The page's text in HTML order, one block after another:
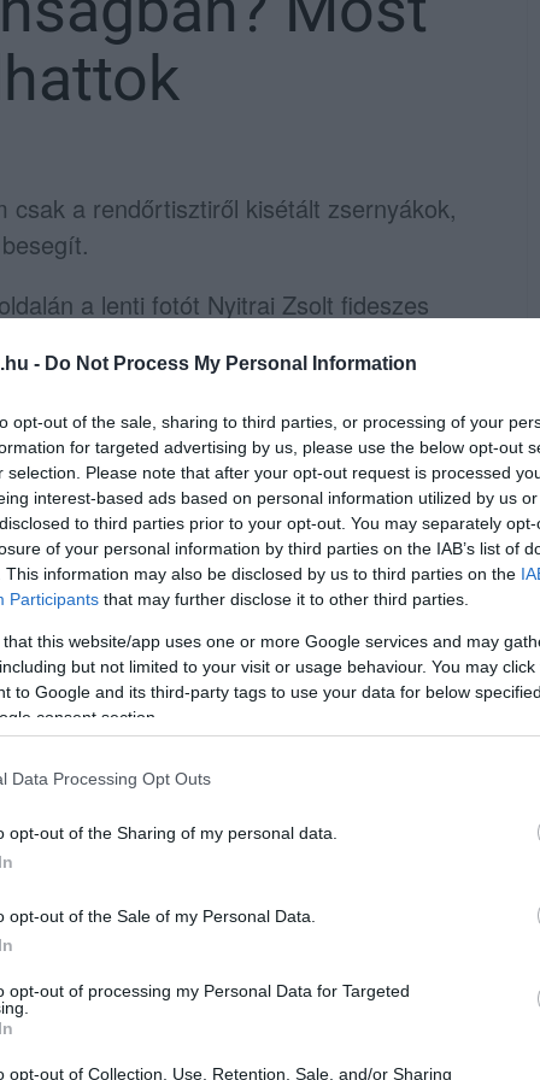
- Do Not Process My Personal Information
opt-out of the sale, sharing to third parties, or processing of your
for targeted advertising by us, please use the below opt-out
selection. Please note that after your opt-out request is processed
interest-based ads based on personal information utilized by us
to third parties prior to your opt-out. You may separately
of your personal information by third parties on the IAB’s list of
This information may also be disclosed by us to third parties on the
Participants that may further disclose it to other third parties.
that this website/app uses one or more Google services and may
but not limited to your visit or usage behaviour. You may
to Google and its third-party tags to use your data for below
consent section.
Data Processing Opt Outs
opt-out of the Sharing of my personal data.
opt-out of the Sale of my Personal Data.
opt-out of processing my Personal Data for Targeted
opt-out of Collection, Use, Retention, Sale, and/or Sharing
csak a rendőrtisztiről kisétált zsernyákok,
a lenti fotót Nyitrai Zsolt fideszes
a nagy köztiszteletnek örvendő TEK-
Nyitrai Zsolt hivatalos Facebook-oldala
hátra, és nem viszi le a pincébe az ágy
megnézni ezt a fotót, amelyen
és egy önkormányzati képviselő
az országot. Köszönjük nekik.
Zsolt, a bátor honvédők. Fotó: Nyitrai
az EGRI ÜGYEK Google Hírek oldalán!